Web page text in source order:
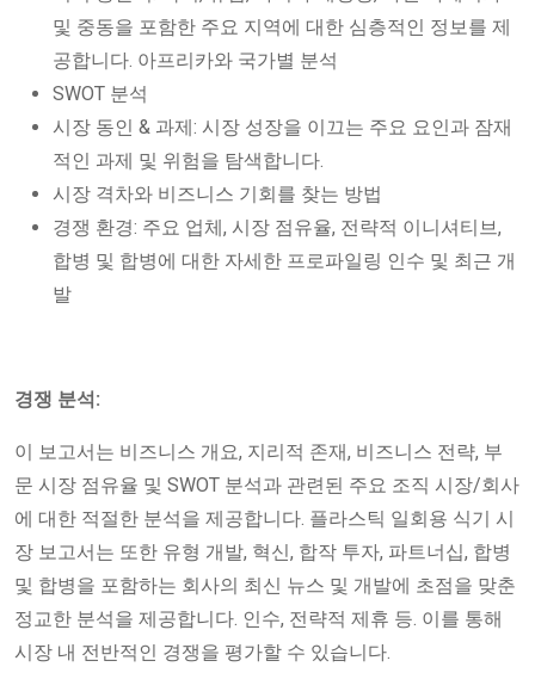
및 중동을 포함한 주요 지역에 대한 심층적인 정보를 제
공합니다. 아프리카와 국가별 분석
SWOT 분석
시장 동인 & 과제: 시장 성장을 이끄는 주요 요인과 잠재
적인 과제 및 위험을 탐색합니다.
시장 격차와 비즈니스 기회를 찾는 방법
경쟁 환경: 주요 업체, 시장 점유율, 전략적 이니셔티브,
합병 및 합병에 대한 자세한 프로파일링 인수 및 최근 개
발
경쟁 분석:
이 보고서는 비즈니스 개요, 지리적 존재, 비즈니스 전략, 부
문 시장 점유율 및 SWOT 분석과 관련된 주요 조직 시장/회사
에 대한 적절한 분석을 제공합니다. 플라스틱 일회용 식기 시
장 보고서는 또한 유형 개발, 혁신, 합작 투자, 파트너십, 합병
및 합병을 포함하는 회사의 최신 뉴스 및 개발에 초점을 맞춘
정교한 분석을 제공합니다. 인수, 전략적 제휴 등. 이를 통해
시장 내 전반적인 경쟁을 평가할 수 있습니다.